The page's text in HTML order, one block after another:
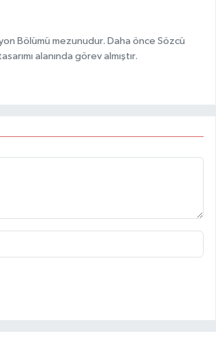
Bölümü mezunudur. Daha önce Sözcü
alanında görev almıştır.